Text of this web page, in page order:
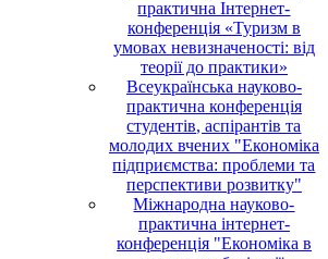
практична Інтернет-
конференція «Туризм в
умовах невизначеності: від
теорії до практики»
Всеукраїнська науково-
практична конференція
студентів, аспірантів та
молодих вчених "Економіка
підприємства: проблеми та
перспективи розвитку"
Міжнародна науково-
практична інтернет-
конференція "Економіка в